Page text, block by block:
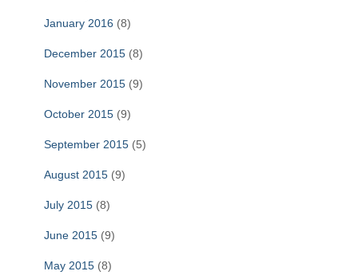
January 2016 (8)
December 2015 (8)
November 2015 (9)
October 2015 (9)
September 2015 (5)
August 2015 (9)
July 2015 (8)
June 2015 (9)
May 2015 (8)